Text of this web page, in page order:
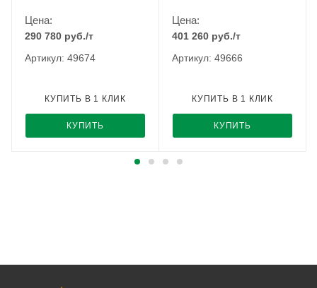
Цена:
290 780 руб./т
Артикул: 49674
КУПИТЬ
КУПИТЬ В 1 КЛИК
Цена:
401 260 руб./т
Артикул: 49666
КУПИТЬ
КУПИТЬ В 1 КЛИК